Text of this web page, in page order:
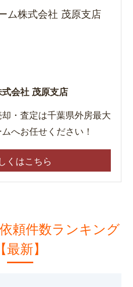
会社 茂原支店
・査定は千葉県外房最大
へお任せください！
くはこちら
頼件数ランキング
【最新】